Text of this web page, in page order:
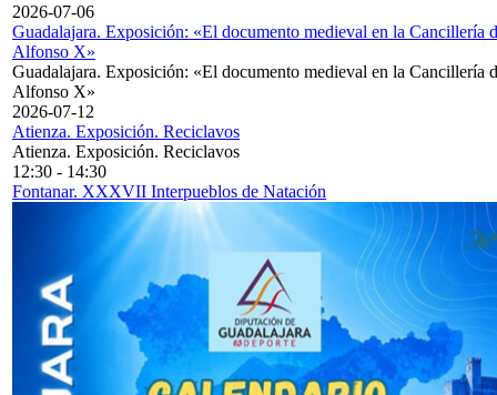
2026-07-06
Guadalajara. Exposición: «El documento medieval en la Cancillería
Alfonso X»
Guadalajara. Exposición: «El documento medieval en la Cancillería
Alfonso X»
2026-07-12
Atienza. Exposición. Reciclavos
Atienza. Exposición. Reciclavos
12:30 - 14:30
Fontanar. XXXVII Interpueblos de Natación